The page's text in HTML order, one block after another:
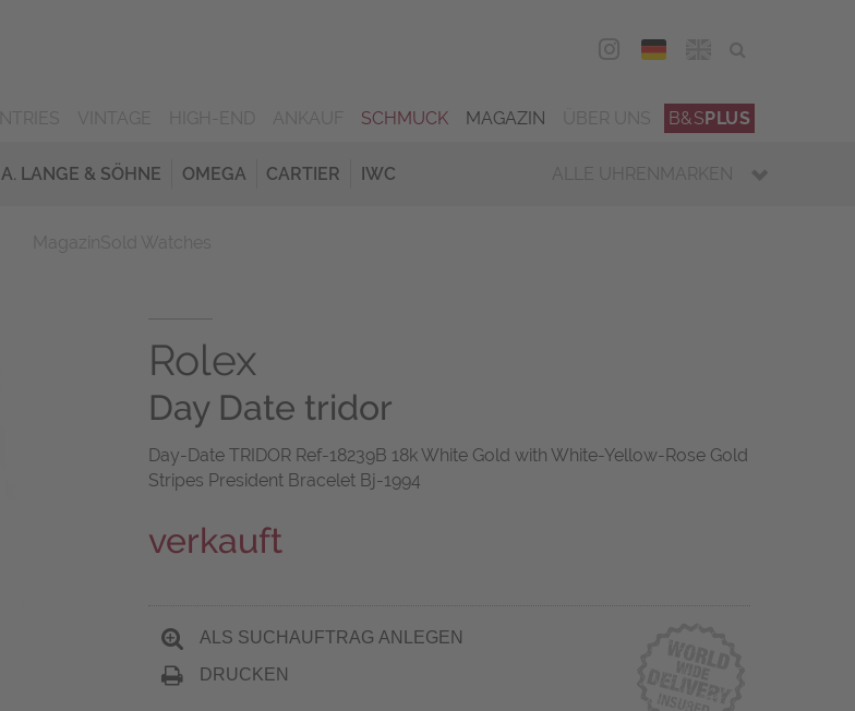
DEU
SCHMUCK MAGAZIN B&SPLUS
A. LANGE & SÖHNE OMEGA CARTIER IWC ALLE UHRENMARKEN
Rolex
Day Date tridor
Day-Date TRIDOR Ref-18239B 18k White Gold with White-Yellow-Rose Gold
Stripes President Bracelet Bj-1994
verkauft
ALS SUCHAUFTRAG ANLEGEN
DRUCKEN